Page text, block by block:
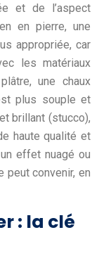
et de l’aspect
en pierre, une
appropriée, car
les matériaux
une chaux
plus souple et
brillant (stucco),
haute qualité et
effet nuagé ou
peut convenir, en
: la clé